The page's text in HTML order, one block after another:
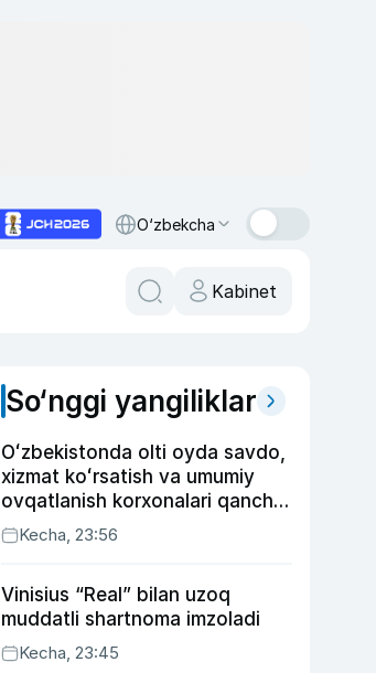
O‘zbekcha
Kabinet
So‘nggi yangiliklar
Oʻzbekistonda olti oyda savdo,
xizmat koʻrsatish va umumiy
ovqatlanish korxonalari qancha
soliq toʻlagani ochiqlandi
Kecha, 23:56
Vinisius “Real” bilan uzoq
muddatli shartnoma imzoladi
Kecha, 23:45